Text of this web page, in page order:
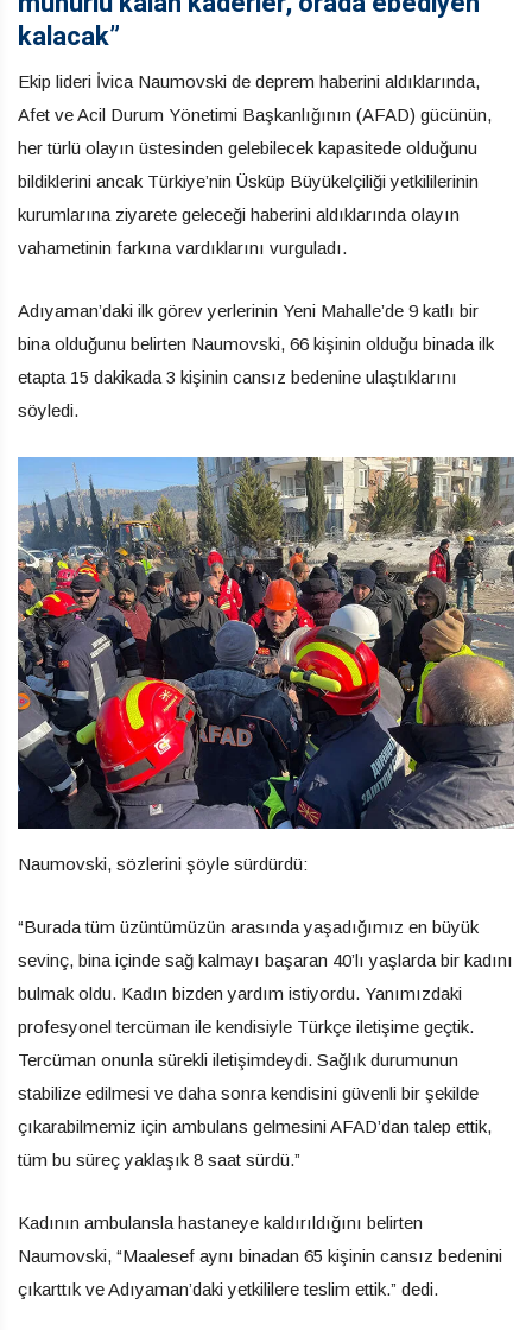
kalacak”
Ekip lideri İvica Naumovski de deprem haberini aldıklarında,
Afet ve Acil Durum Yönetimi Başkanlığının (AFAD) gücünün,
her türlü olayın üstesinden gelebilecek kapasitede olduğunu
bildiklerini ancak Türkiye’nin Üsküp Büyükelçiliği yetkililerinin
kurumlarına ziyarete geleceği haberini aldıklarında olayın
vahametinin farkına vardıklarını vurguladı.
Adıyaman’daki ilk görev yerlerinin Yeni Mahalle’de 9 katlı bir
bina olduğunu belirten Naumovski, 66 kişinin olduğu binada ilk
etapta 15 dakikada 3 kişinin cansız bedenine ulaştıklarını
söyledi.
Naumovski, sözlerini şöyle sürdürdü:
“Burada tüm üzüntümüzün arasında yaşadığımız en büyük
sevinç, bina içinde sağ kalmayı başaran 40’lı yaşlarda bir kadını
bulmak oldu. Kadın bizden yardım istiyordu. Yanımızdaki
profesyonel tercüman ile kendisiyle Türkçe iletişime geçtik.
Tercüman onunla sürekli iletişimdeydi. Sağlık durumunun
stabilize edilmesi ve daha sonra kendisini güvenli bir şekilde
çıkarabilmemiz için ambulans gelmesini AFAD’dan talep ettik,
tüm bu süreç yaklaşık 8 saat sürdü.”
Kadının ambulansla hastaneye kaldırıldığını belirten
Naumovski, “Maalesef aynı binadan 65 kişinin cansız bedenini
çıkarttık ve Adıyaman’daki yetkililere teslim ettik.” dedi.